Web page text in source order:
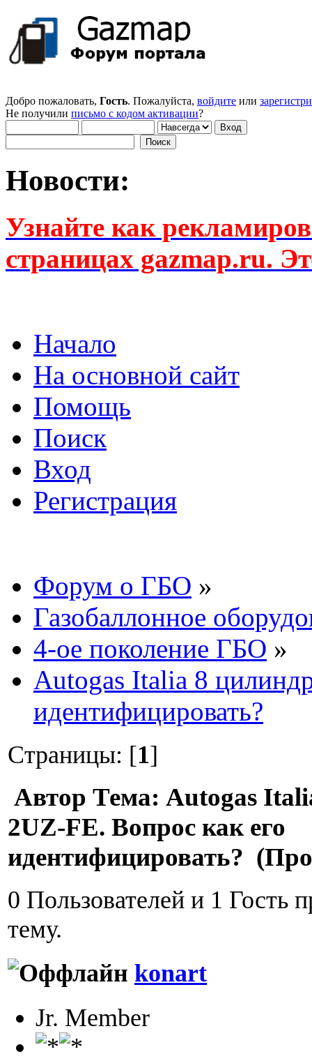
Добро пожаловать, Гость. Пожалуйста, войдите или
Не получили письмо с кодом активации?
Новости:
Узнайте как
страницах gazmap.ru.
Начало
На основной сайт
Помощь
Поиск
Вход
Регистрация
Форум о ГБО »
Газобаллонное
4-ое поколение ГБО »
Autogas Italia 8
идентифицировать?
Страницы: [1]
Автор Тема: Autogas
2UZ-FE. Вопрос как его
идентифицировать?
0 Пользователей и 1 Гость
тему.
konart
Jr. Member